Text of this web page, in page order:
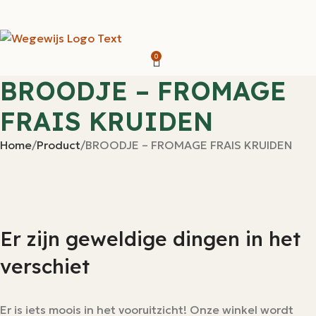
0
BROODJE – FROMAGE
FRAIS KRUIDEN
Home Product BROODJE – FROMAGE FRAIS KRUIDEN
Er zijn geweldige dingen in het
verschiet
Er is iets moois in het vooruitzicht! Onze winkel wordt